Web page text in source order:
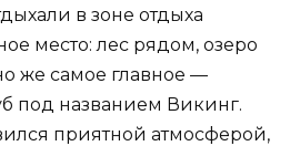
в зоне отдыха
место: лес рядом, озеро
же самое главное —
под названием Викинг.
приятной атмосферой,